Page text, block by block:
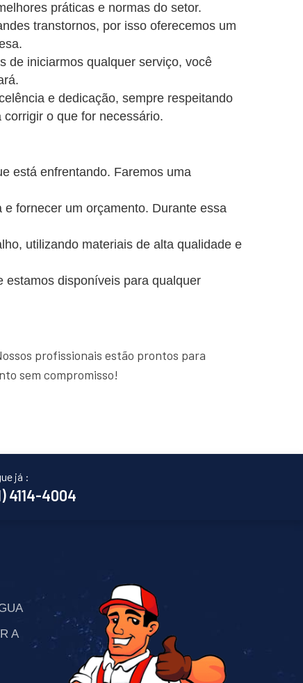
práticas e normas do setor.
transtornos, por isso oferecemos um
de iniciarmos qualquer serviço, você
e dedicação, sempre respeitando
o que for necessário.
está enfrentando. Faremos uma
fornecer um orçamento. Durante essa
utilizando materiais de alta qualidade e
estamos disponíveis para qualquer
profissionais estão prontos para
sem compromisso!
já :
4114-4004
A